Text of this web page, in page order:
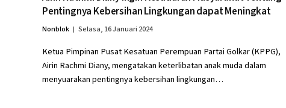
Pentingnya Kebersihan Lingkungan dapat Meningkat
Nonblok Selasa, 16 Januari 2024
Ketua Pimpinan Pusat Kesatuan Perempuan Partai Golkar (KPPG),
Airin Rachmi Diany, mengatakan keterlibatan anak muda dalam
menyuarakan pentingnya kebersihan lingkungan…